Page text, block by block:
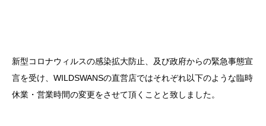
新型コロナウィルスの感染拡大防止、及び政府からの緊急事態宣
言を受け、WILDSWANSの直営店ではそれぞれ以下のような臨時
休業・営業時間の変更をさせて頂くことと致しました。